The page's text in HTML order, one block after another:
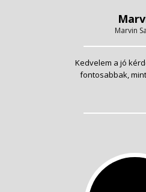
Marvin
Kedvelem a jó
fontosabbak,